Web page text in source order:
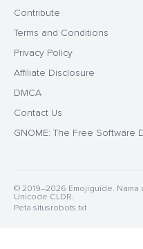
Contribute
Terms and Conditions
Privacy Policy
Affiliate Disclosure
DMCA
Contact Us
GNOME: The Free Software
© 2019–2026 Emojiguide. Nama
Unicode CLDR.
Peta situsrobots.txt